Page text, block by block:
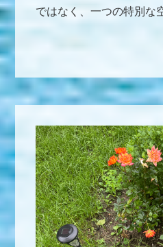
ではなく、一つの特別な